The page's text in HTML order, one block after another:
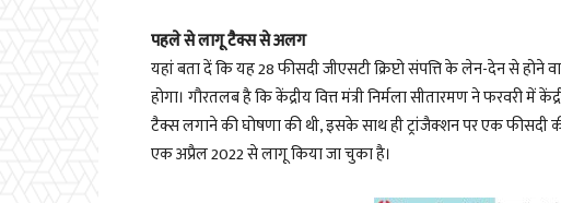
पहले से लागू टैक्स से अलग
यहां बता दें कि यह 28 फीसदी जीएसटी क्रिप्टो संपत्ति के लेन-देन से
होगा। गौरतलब है कि केंद्रीय वित्त मंत्री निर्मला सीतारमण ने फरवरी
टैक्स लगाने की घोषणा की थी, इसके साथ ही ट्रांजैक्शन पर एक फीसदी
एक अप्रैल 2022 से लागू किया जा चुका है।